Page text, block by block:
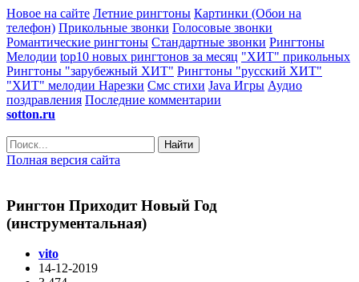
Новое на сайте Летние рингтоны Картинки (Обои на
телефон) Прикольные звонки Голосовые звонки
Романтические рингтоны Стандартные звонки Рингтоны
Мелодии top10 новых рингтонов за месяц "ХИТ" прикольных
Рингтоны "зарубежный ХИТ" Рингтоны "русский ХИТ"
"ХИТ" мелодии Нарезки Смс стихи Java Игры Аудио
поздравления Последние комментарии
sotton.ru
Найти
Полная версия сайта
Рингтон Приходит Новый Год
(инструментальная)
vito
14-12-2019